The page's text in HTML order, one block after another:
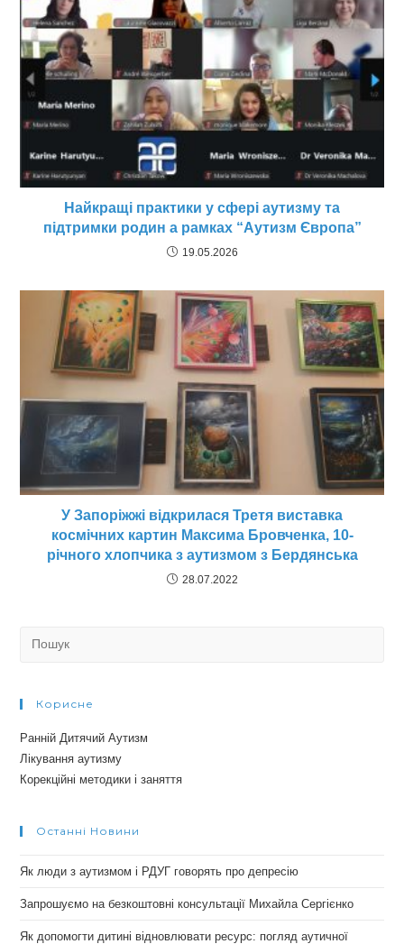
Найкращі практики у сфері аутизму та
підтримки родин а рамках “Аутизм Європа”
19.05.2026
У Запоріжжі відкрилася Третя виставка
космічних картин Максима Бровченка, 10-
річного хлопчика з аутизмом з Бердянська
28.07.2022
Корисне
Ранній Дитячий Аутизм
Лікування аутизму
Корекційні методики і заняття
Останні Новини
Як люди з аутизмом і РДУГ говорять про депресію
Запрошуємо на безкоштовні консультації Михайла Сергієнко
Як допомогти дитині відновлювати ресурс: погляд аутичної